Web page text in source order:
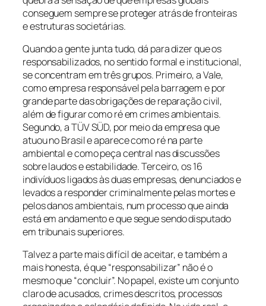
conseguem sempre se proteger atrás de fronteiras
e estruturas societárias.
Quando a gente junta tudo, dá para dizer que os
responsabilizados, no sentido formal e institucional,
se concentram em três grupos. Primeiro, a Vale,
como empresa responsável pela barragem e por
grande parte das obrigações de reparação civil,
além de figurar como ré em crimes ambientais.
Segundo, a TÜV SÜD, por meio da empresa que
atuou no Brasil e aparece como ré na parte
ambiental e como peça central nas discussões
sobre laudos e estabilidade. Terceiro, os 16
indivíduos ligados às duas empresas, denunciados e
levados a responder criminalmente pelas mortes e
pelos danos ambientais, num processo que ainda
está em andamento e que segue sendo disputado
em tribunais superiores.
Talvez a parte mais difícil de aceitar, e também a
mais honesta, é que “responsabilizar” não é o
mesmo que “concluir”. No papel, existe um conjunto
claro de acusados, crimes descritos, processos